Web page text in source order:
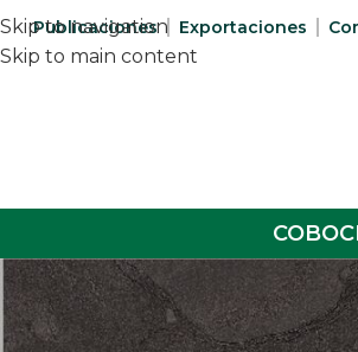
Skip to navigation
Skip to main content
Publicaciones Exportaciones